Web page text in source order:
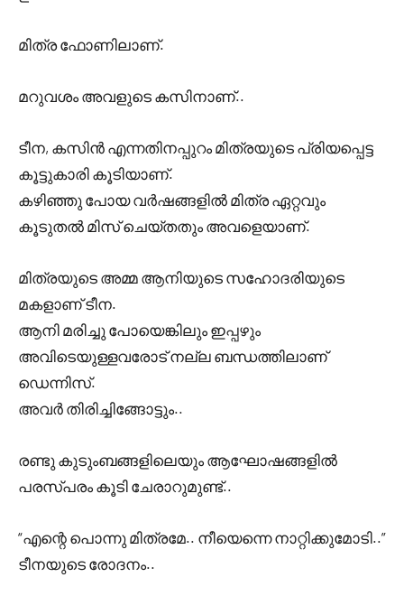
മിത്ര ഫോണിലാണ്.
മറുവശം അവളുടെ കസിനാണ്..
ടീന, കസിൻ എന്നതിനപ്പുറം മിത്രയുടെ പ്രിയപ്പെട്ട
കൂട്ടുകാരി കൂടിയാണ്.
കഴിഞ്ഞു പോയ വർഷങ്ങളിൽ മിത്ര ഏറ്റവും
കൂടുതൽ മിസ് ചെയ്തതും അവളെയാണ്.
മിത്രയുടെ അമ്മ ആനിയുടെ സഹോദരിയുടെ
മകളാണ് ടീന.
ആനി മരിച്ചു പോയെങ്കിലും ഇപ്പഴും
അവിടെയുള്ളവരോട് നല്ല ബന്ധത്തിലാണ്
ഡെന്നിസ്.
അവർ തിരിച്ചിങ്ങോട്ടും..
രണ്ടു കുടുംബങ്ങളിലെയും ആഘോഷങ്ങളിൽ
പരസ്പരം കൂടി ചേരാറുമുണ്ട്..
“എന്റെ പൊന്നു മിത്രമേ.. നീയെന്നെ നാറ്റിക്കുമോടി..”
ടീനയുടെ രോദനം..